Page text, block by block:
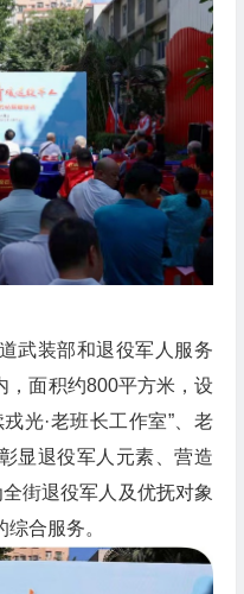
武装部和退役军人服务
，面积约800平方米，设
光·老班长工作室”、老
显退役军人元素、营造
街退役军人及优抚对象
合服务。